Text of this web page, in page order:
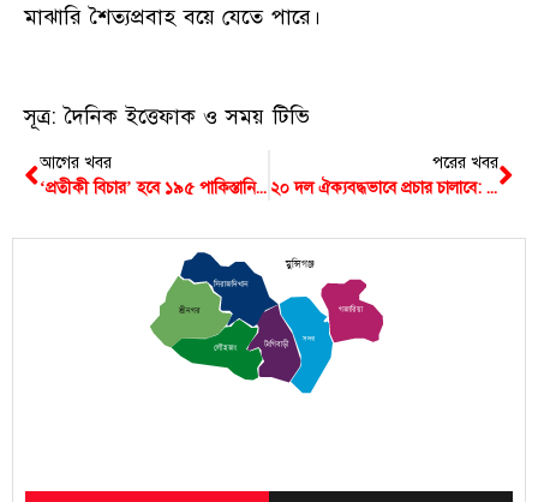
মাঝারি শৈত্যপ্রবাহ বয়ে যেতে পারে।
সূত্র: দৈনিক ইত্তেফাক ও সময় টিভি
আগের খবর
‘প্রতীকী বিচার’ হবে ১৯৫ পাকিস্তানি সেনার
পরের খবর
২০ দল ঐক্যবদ্ধভাবে প্রচার চালাবে: ফখরুল
শ্রীনগর
সিরাজদিখান
টংগিবাড়ী
সদর
গজারিয়া
লৌহজং
মুন্সিগঞ্জ